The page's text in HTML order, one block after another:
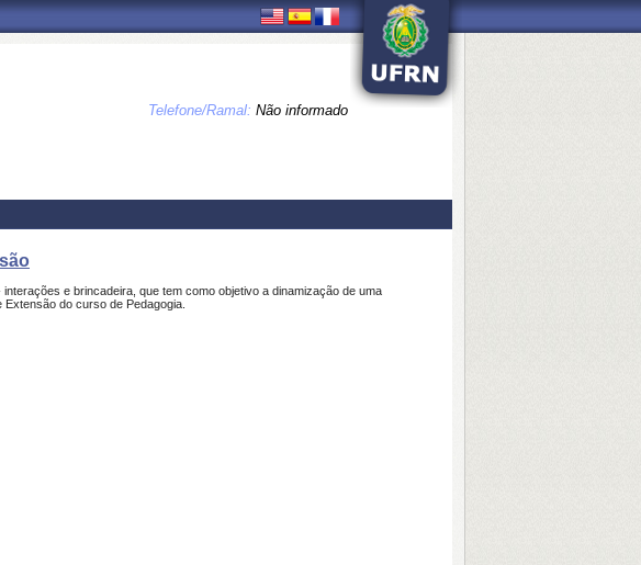
Telefone/Ramal: Não informado
e brincadeira, que tem como objetivo a dinamização de uma
do curso de Pedagogia.